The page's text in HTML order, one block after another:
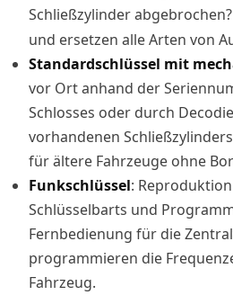
Schließzylinder
und ersetzen alle Arten von
Standardschlüssel mit
vor Ort anhand der
Schlosses oder durch
vorhandenen
für ältere Fahrzeuge ohne
Funkschlüssel:
Schlüsselbarts und
Fernbedienung für die
programmieren die
Fahrzeug.